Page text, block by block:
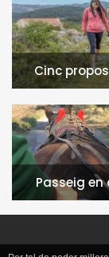
Cinc
Passeig